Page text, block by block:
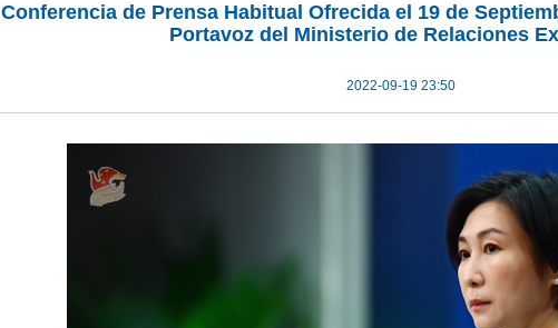
Conferencia de Prensa Habitual Ofrecida el 19 de
Portavoz del Ministerio de Relaciones
2022-09-19 23:50